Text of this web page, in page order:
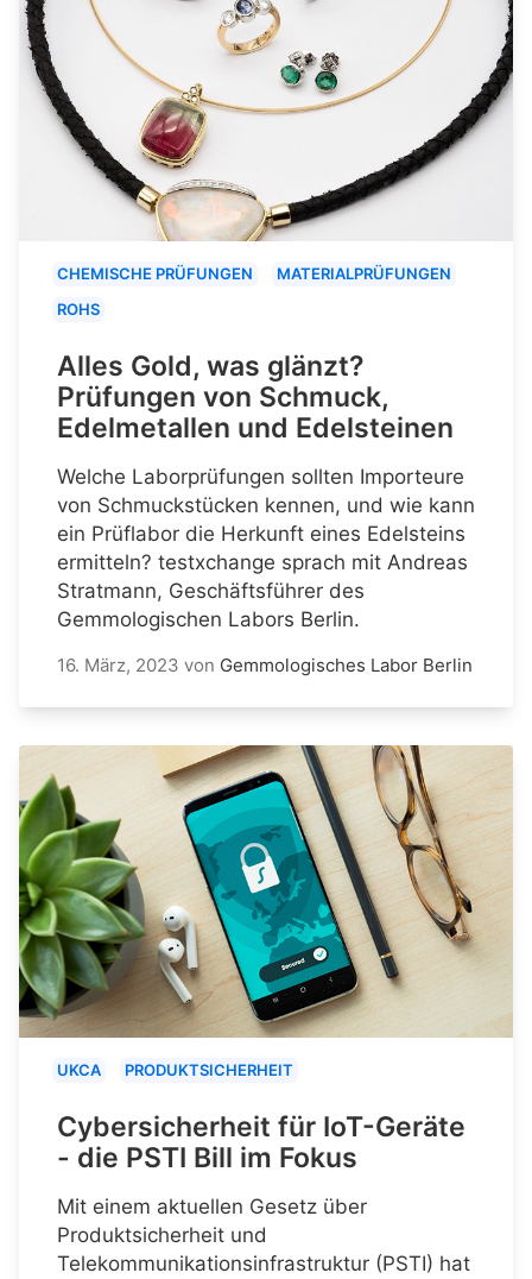
CHEMISCHE PRÜFUNGEN
MATERIALPRÜFUNGEN
ROHS
Alles Gold, was glänzt?
Prüfungen von Schmuck,
Edelmetallen und Edelsteinen
Welche Laborprüfungen sollten Importeure
von Schmuckstücken kennen, und wie kann
ein Prüflabor die Herkunft eines Edelsteins
ermitteln? testxchange sprach mit Andreas
Stratmann, Geschäftsführer des
Gemmologischen Labors Berlin.
16. März, 2023 von Gemmologisches Labor Berlin
UKCA PRODUKTSICHERHEIT
Cybersicherheit für IoT-Geräte
- die PSTI Bill im Fokus
Mit einem aktuellen Gesetz über
Produktsicherheit und
Telekommunikationsinfrastruktur (PSTI) hat